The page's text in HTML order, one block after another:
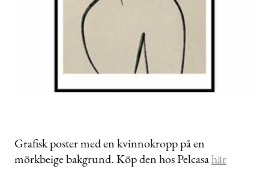
Grafisk poster med en kvinnokropp på en
mörkbeige bakgrund. Köp den hos Pelcasahär